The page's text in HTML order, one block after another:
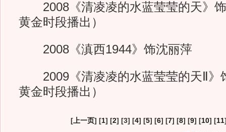
2008《清凌凌的水蓝莹莹的天》饰
黄金时段播出）
2008《滇西1944》饰沈丽萍
2009《清凌凌的水蓝莹莹的天Ⅱ》
黄金时段播出）
[ 上一页] [1] [2] [3] [4] [5] [6] [7] [8] [9] [10] [11